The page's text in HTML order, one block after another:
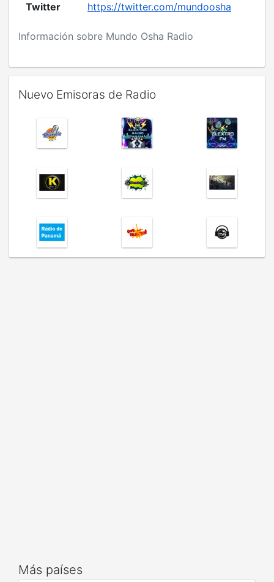
Información sobre Mundo Osha Radio
Twitter https://twitter.com/mundoosha
Nuevo Emisoras de Radio
Más países